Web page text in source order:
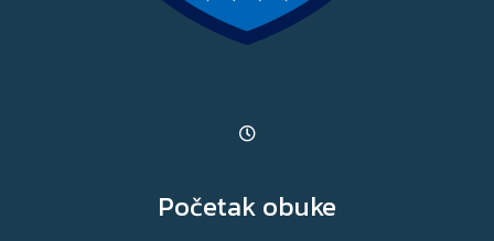
Početak obuke